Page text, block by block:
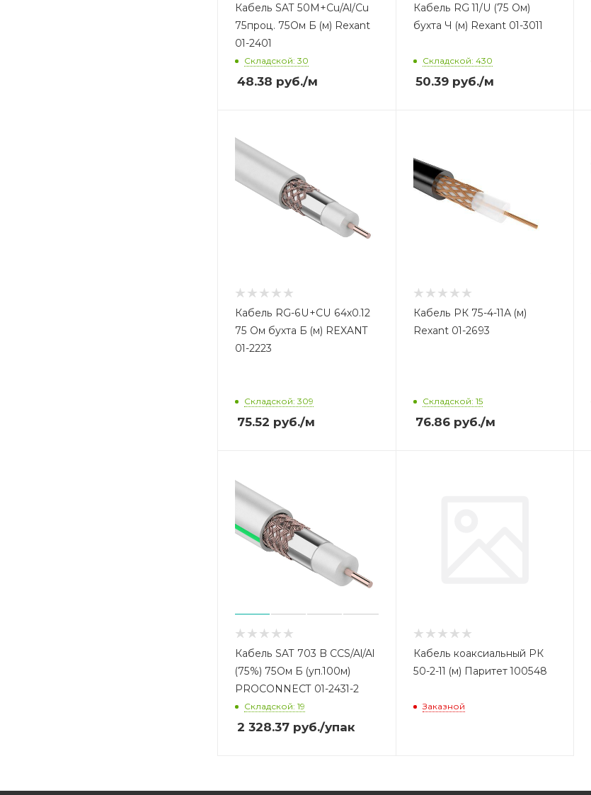
Кабель SAT 50M+Cu/Al/Cu
75проц. 75Ом Б (м) Rexant
01-2401
Складской: 30
48.38 руб./м
Кабель RG 11/U (75 Ом)
бухта Ч (м) Rexant 01-3011
Складской: 430
50.39руб./м
Кабель RG-6U+CU 64х0.12
75 Ом бухта Б (м) REXANT
01-2223
Складской: 309
75.52 руб./м
Кабель РК 75-4-11А (м)
Rexant 01-2693
Складской: 15
76.86руб./м
Кабель SAT 703 B CCS/Al/Al
(75%) 75Ом Б (уп.100м)
PROCONNECT 01-2431-2
Складской: 19
2 328.37 руб./упак
Кабель коаксиальный РК
50-2-11 (м) Паритет 100548
Заказной